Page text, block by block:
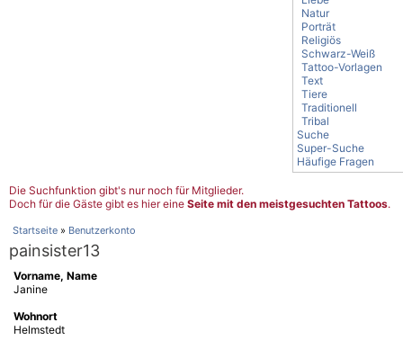
Natur
Porträt
Religiös
Schwarz-Weiß
Tattoo-Vorlagen
Text
Tiere
Traditionell
Tribal
Suche
Super-Suche
Häufige Fragen
Die Suchfunktion gibt's nur noch für Mitglieder.
Doch für die Gäste gibt es hier eine Seite mit den meistgesuchten Tattoos.
Startseite » Benutzerkonto
painsister13
Vorname, Name
Janine
Wohnort
Helmstedt